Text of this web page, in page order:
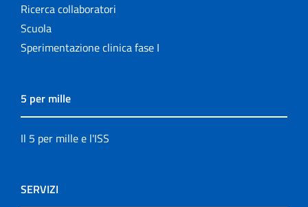
Ricerca collaboratori
Scuola
Sperimentazione clinica fase I
5 per mille
Il 5 per mille e l'ISS
SERVIZI